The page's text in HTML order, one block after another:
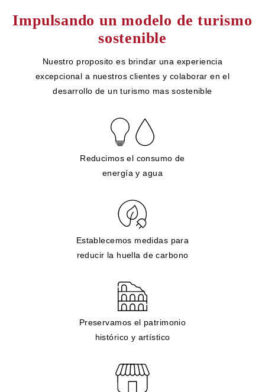
Impulsando un modelo de turismo
sostenible
Nuestro proposito es brindar una experiencia
excepcional a nuestros clientes y colaborar en el
desarrollo de un turismo mas sostenible
Reducimos el consumo de
energía y agua
Establecemos medidas para
reducir la huella de carbono
Preservamos el patrimonio
histórico y artístico